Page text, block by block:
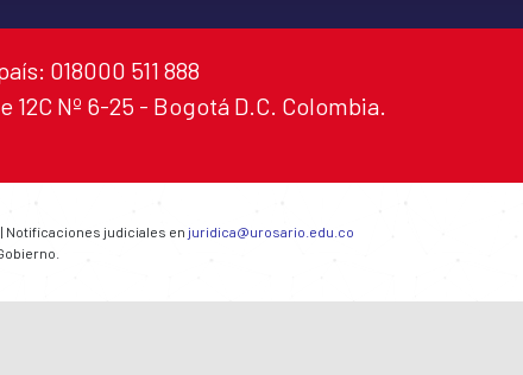
018000 511 888
12C Nº 6-25 - Bogotá D.C. Colombia.
| Notificaciones judiciales en juridica@urosario.edu.co